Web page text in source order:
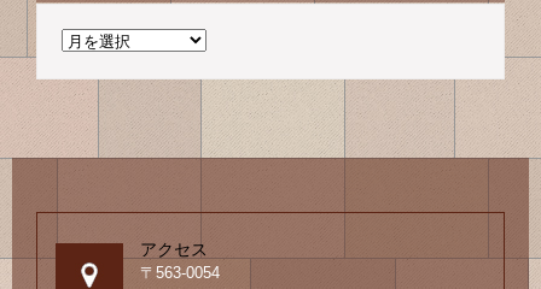
ビ
ゲ
ー
シ
ゲ
ョ
ン
過
の
ブ
ロ
グ
アクセス
〒563-0054